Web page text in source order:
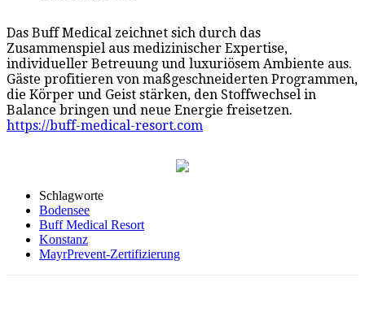
Das Buff Medical zeichnet sich durch das
Zusammenspiel aus medizinischer Expertise,
individueller Betreuung und luxuriösem Ambiente aus.
Gäste profitieren von maßgeschneiderten Programmen,
die Körper und Geist stärken, den Stoffwechsel in
Balance bringen und neue Energie freisetzen.
https://buff-medical-resort.com
Schlagworte
Bodensee
Buff Medical Resort
Konstanz
MayrPrevent-Zertifizierung